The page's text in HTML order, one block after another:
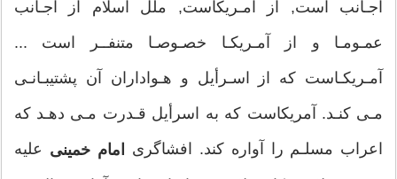
اجـانب است, از آمـريكاست, ملل اسلام از اجـانب
عمـومـا و از آمـريكـا خصـوصـا متنفــر است ...
آمـريكـاست كه از اسـرأيل و هـواداران آن پشتيبـانـى
مـى كنـد. آمريكاست كه به اسرأيل قـدرت مـى دهـد كه
اعراب مسلـم را آواره كند. افشاگرى
امام خمينى عليه
دوره سوم (از 1320-1340)
اين دوره از زندگي امام با چهل سالگي آغاز مي‌شود و